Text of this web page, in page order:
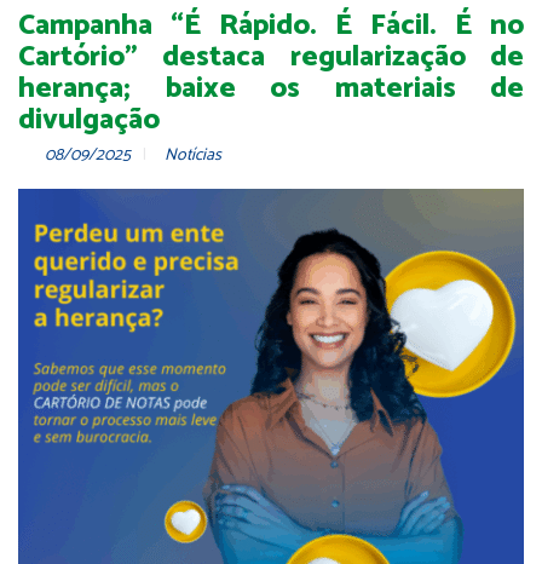
Campanha “É Rápido. É Fácil. É no
Cartório” destaca regularização de
herança; baixe os materiais de
divulgação
08/09/2025 Notícias